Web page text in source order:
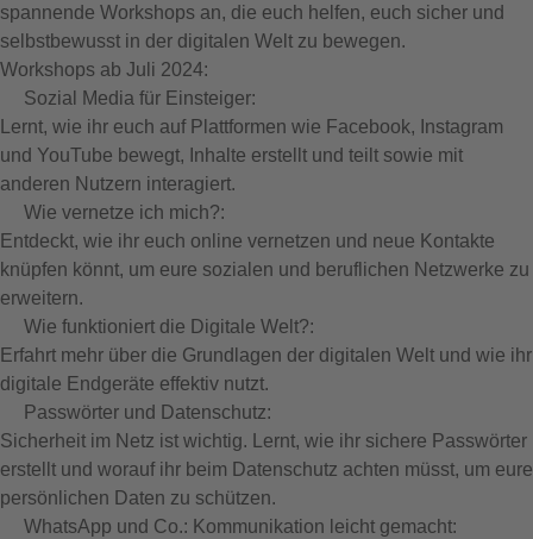
spannende Workshops an, die euch helfen, euch sicher und
selbstbewusst in der digitalen Welt zu bewegen.
Workshops ab Juli 2024:
Sozial Media für Einsteiger:
Lernt, wie ihr euch auf Plattformen wie Facebook, Instagram
und YouTube bewegt, Inhalte erstellt und teilt sowie mit
anderen Nutzern interagiert.
Wie vernetze ich mich?:
Entdeckt, wie ihr euch online vernetzen und neue Kontakte
knüpfen könnt, um eure sozialen und beruflichen Netzwerke zu
erweitern.
Wie funktioniert die Digitale Welt?:
Erfahrt mehr über die Grundlagen der digitalen Welt und wie ihr
digitale Endgeräte effektiv nutzt.
Passwörter und Datenschutz:
Sicherheit im Netz ist wichtig. Lernt, wie ihr sichere Passwörter
erstellt und worauf ihr beim Datenschutz achten müsst, um eure
persönlichen Daten zu schützen.
WhatsApp und Co.: Kommunikation leicht gemacht: